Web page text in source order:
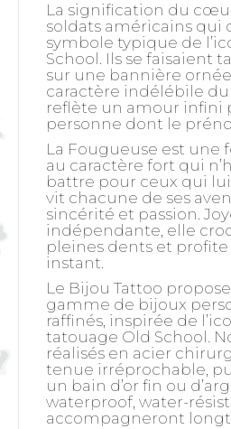
La signification du
soldats américains qui
symbole typique de
School. Ils se faisaient
sur une bannière
caractère indélébile
reflète un amour infini
personne dont le
La Fougueuse est une
au caractère fort qui
battre pour ceux qui
vit chacune de ses
sincérité et passion.
indépendante, elle
pleines dents et
instant.
Le Bijou Tattoo
gamme de bijoux
raffinés, inspirée de
tatouage Old School.
réalisés en acier
tenue irréprochable,
un bain d’or fin ou
waterproof, water-
accompagneront